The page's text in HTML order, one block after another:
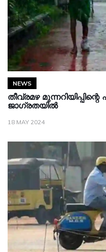
NEWS
തീവ്രമഴ
ജാഗ്രതയിൽ
18 MAY 2024